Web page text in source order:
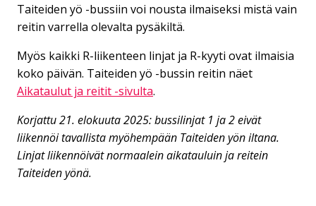
Taiteiden yö -bussiin voi nousta ilmaiseksi mistä vain
reitin varrella olevalta pysäkiltä.
Myös kaikki R-liikenteen linjat ja R-kyyti ovat ilmaisia
koko päivän. Taiteiden yö -bussin reitin näet
Aikataulut ja reitit -sivulta.
Korjattu 21. elokuuta 2025: bussilinjat 1 ja 2 eivät
liikennöi tavallista myöhempään Taiteiden yön iltana.
Linjat liikennöivät normaalein aikatauluin ja reitein
Taiteiden yönä.